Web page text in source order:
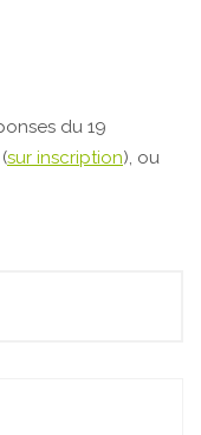
du 19
sur inscription), ou